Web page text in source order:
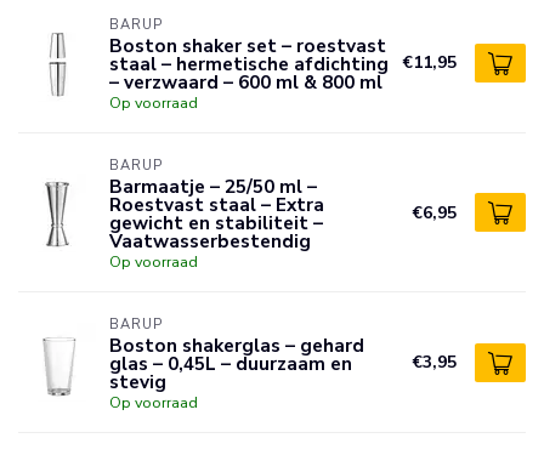
BARUP
Boston shaker set – roestvast
staal – hermetische afdichting
– verzwaard – 600 ml & 800 ml
Op voorraad
€11,95
BARUP
Barmaatje – 25/50 ml –
Roestvast staal – Extra
gewicht en stabiliteit –
Vaatwasserbestendig
Op voorraad
€6,95
BARUP
Boston shakerglas – gehard
glas – 0,45L – duurzaam en
stevig
Op voorraad
€3,95